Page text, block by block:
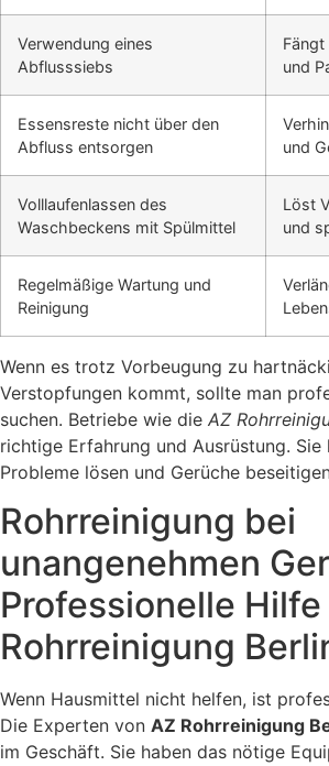
Verwendung eines
Abflusssiebs
und
Essensreste nicht über den
Abfluss entsorgen
und
Volllaufenlassen des
Waschbeckens mit Spülmittel
Löst
und
Regelmäßige Wartung und
Reinigung
Wenn es trotz Vorbeugung zu
Verstopfungen kommt, sollte man
suchen. Betriebe wie die AZ
richtige Erfahrung und Ausrüstung.
Probleme lösen und Gerüche
Rohrreinigung bei
unangenehmen
Professionelle Hilfe
Rohrreinigung
Wenn Hausmittel nicht helfen, ist
Die Experten von AZ Rohrreinigung
im Geschäft. Sie haben das nötige